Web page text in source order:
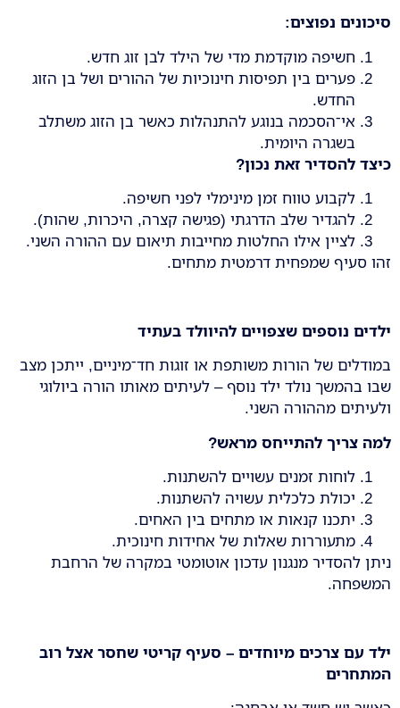
סיכונים נפוצים:
חשיפה מוקדמת מדי של הילד לבן זוג חדש.
פערים בין תפיסות חינוכיות של ההורים ושל בן הזוג
החדש.
אי־הסכמה בנוגע להתנהלות כאשר בן הזוג משתלב
בשגרה היומית.
כיצד להסדיר זאת נכון?
לקבוע טווח זמן מינימלי לפני חשיפה.
להגדיר שלב הדרגתי (פגישה קצרה, היכרות, שהות).
לציין אילו החלטות מחייבות תיאום עם ההורה השני.
זהו סעיף שמפחית דרמטית מתחים.
ילדים נוספים שצפויים להיוולד בעתיד
במודלים של הורות משותפת או זוגות חד־מיניים, ייתכן מצב
שבו בהמשך נולד ילד נוסף – לעיתים מאותו הורה ביולוגי
ולעיתים מההורה השני.
למה צריך להתייחס מראש?
לוחות זמנים עשויים להשתנות.
יכולת כלכלית עשויה להשתנות.
יתכנו קנאות או מתחים בין האחים.
מתעוררות שאלות של אחידות חינוכית.
ניתן להסדיר מנגנון עדכון אוטומטי במקרה של הרחבת
המשפחה.
ילד עם צרכים מיוחדים – סעיף קריטי שחסר אצל רוב
המתחרים